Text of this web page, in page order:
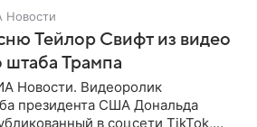
Тейлор Свифт из видео
Трампа
Новости. Видеоролик
президента США Дональда
в соцсети TikTok,